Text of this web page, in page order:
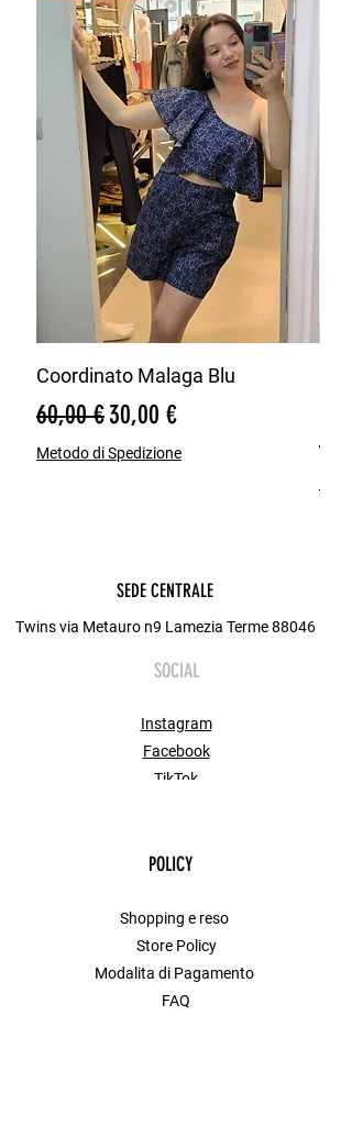
Coordinato Malaga Blu
Prezzo regolare
60,00 €Prezzo scontato
30,00 €
Metodo di Spedizione
SEDE CENTRALE
Twins via Metauro n9 Lamezia Terme 88046
SOCIAL
Instagram
Facebook
TikTok
POLICY
Shopping e reso
Store Policy
Modalita di Pagamento
FAQ